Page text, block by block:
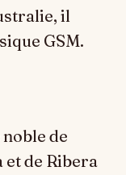
il
GSM.
de
et de Ribera